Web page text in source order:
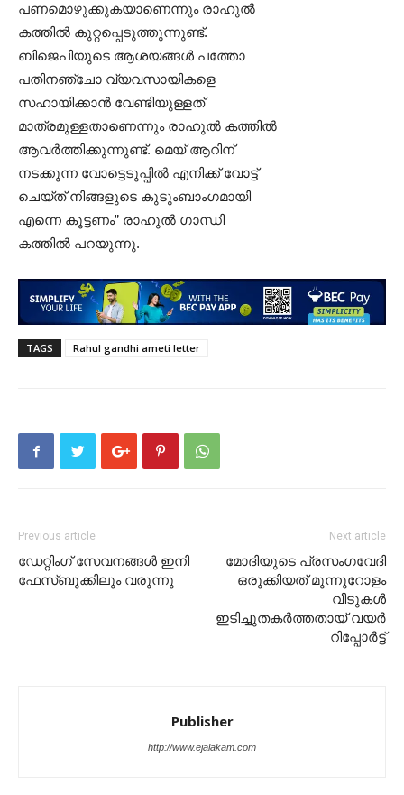
പണമൊഴുക്കുകയാണെന്നും രാഹുൽ
കത്തിൽ കുറ്റപ്പെടുത്തുന്നുണ്ട്.
ബിജെപിയുടെ ആശയങ്ങൾ പത്തോ
പതിനഞ്ചോ വ്യവസായികളെ
സഹായിക്കാൻ വേണ്ടിയുള്ളത്
മാത്രമുള്ളതാണെന്നും രാഹുൽ കത്തിൽ
ആവർത്തിക്കുന്നുണ്ട്. മെയ് ആറിന്
നടക്കുന്ന വോട്ടെടുപ്പിൽ എനിക്ക് വോട്ട്
ചെയ്ത് നിങ്ങളുടെ കുടുംബാംഗമായി
എന്നെ കൂട്ടണം” രാഹുൽ ഗാന്ധി
കത്തിൽ പറയുന്നു.
TAGS Rahul gandhi ameti letter
Previous article
ഡേറ്റിംഗ് സേവനങ്ങൾ ഇനി
ഫേസ്ബുക്കിലും വരുന്നു
Next article
മോദിയുടെ പ്രസംഗവേദി
ഒരുക്കിയത് മുന്നൂറോളം
വീടുകൾ
ഇടിച്ചുതകർത്തതായ് വയർ
റിപ്പോർട്ട്
Publisher
http://www.ejalakam.com